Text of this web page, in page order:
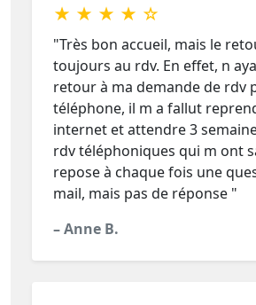
★ ★ ★ ★ ☆
"Très bon accueil, mais le
toujours au rdv. En effet, n
retour à ma demande de rdv
téléphone, il m a fallut
internet et attendre 3
rdv téléphoniques qui m ont
repose à chaque fois une
mail, mais pas de réponse "
– Anne B.